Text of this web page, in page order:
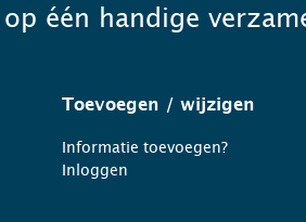
één handige
Toevoegen / wijzigen
Informatie toevoegen?
Inloggen